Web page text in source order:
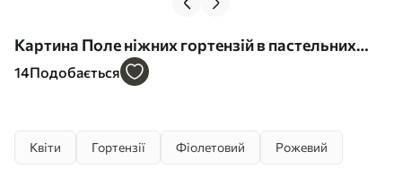
Картина Поле ніжних гортензій в пастельних
тонах Арт. s45057
14Подобається
Квіти Гортензії Фіолетовий Рожевий